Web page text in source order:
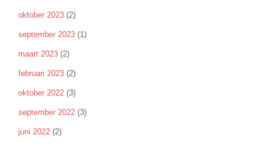
oktober 2023 (2)
september 2023 (1)
maart 2023 (2)
februari 2023 (2)
oktober 2022 (3)
september 2022 (3)
juni 2022 (2)